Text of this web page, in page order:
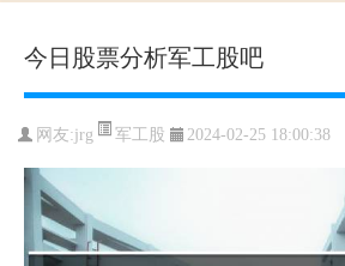
今日股票分析军工股吧
网友:jrg 军工股 2024-02-25 18:00:38